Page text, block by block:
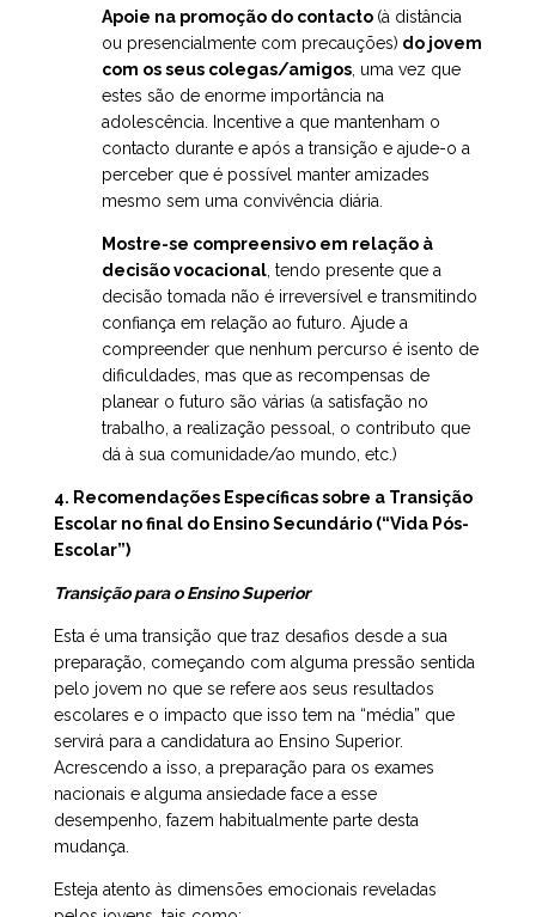
Apoie na promoção do contacto (à distância
ou presencialmente com precauções) do jovem
com os seus colegas/amigos , uma vez que
estes são de enorme importância na
adolescência. Incentive a que mantenham o
contacto durante e após a transição e ajude-o a
perceber que é possível manter amizades
mesmo sem uma convivência diária.
Mostre-se compreensivo em relação à
decisão vocacional , tendo presente que a
decisão tomada não é irreversível e transmitindo
confiança em relação ao futuro. Ajude a
compreender que nenhum percurso é isento de
dificuldades, mas que as recompensas de
planear o futuro são várias (a satisfação no
trabalho, a realização pessoal, o contributo que
dá à sua comunidade/ao mundo, etc.)
4. Recomendações Específicas sobre a Transição
Escolar no final do Ensino Secundário (“Vida Pós-
Escolar”)
Transição para o Ensino Superior
Esta é uma transição que traz desafios desde a sua
preparação, começando com alguma pressão sentida
pelo jovem no que se refere aos seus resultados
escolares e o impacto que isso tem na “média” que
servirá para a candidatura ao Ensino Superior.
Acrescendo a isso, a preparação para os exames
nacionais e alguma ansiedade face a esse
desempenho, fazem habitualmente parte desta
mudança.
Esteja atento às dimensões emocionais reveladas